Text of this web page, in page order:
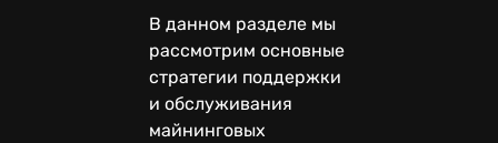
В данном разделе мы
рассмотрим основные
стратегии поддержки
и обслуживания
майнинговых